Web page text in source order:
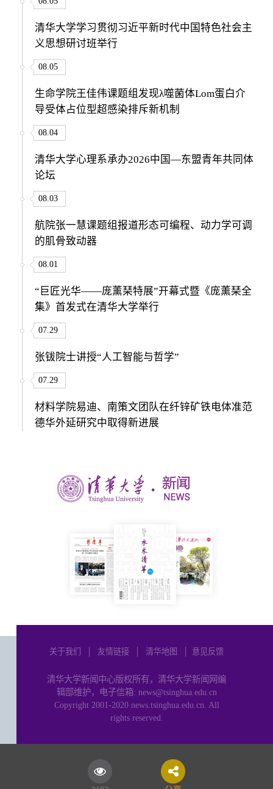
清华大学学习贯彻习近平新时代中国特色社会主
义思想研讨班举行
08.05
生命学院王佳伟课题组发现λ噬菌体Lom蛋白介
导受体占位型超感染排斥新机制
08.04
清华大学心理系承办2026中国—东盟青年共同体
论坛
08.03
航院张一慧课题组报道形态可编程、动力学可调
的肌骨致动器
08.01
“巨匠光华——庞薰琹特展”开幕式暨《庞薰琹全
集》首发式在清华大学举行
07.29
张钹院士讲授“人工智能与哲学”
07.29
材料学院易迪、南策文团队在纤锌矿铁电体准范
德华外延研究中取得新进展
关于我们 友情链接 清华地图 意见反馈
清华大学新闻中心版权所有，清华大学新闻网编
辑部维护，电子信箱: news@tsinghua.edu.cn
Copyright 2001-2020 news.tsinghua.edu.cn. All
rights reserved.